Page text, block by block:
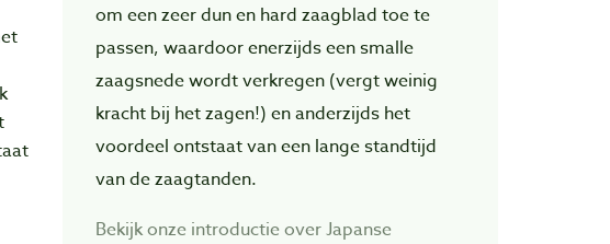
om een zeer dun en hard zaagblad toe te
passen, waardoor enerzijds een smalle
zaagsnede wordt verkregen (vergt weinig
kracht bij het zagen!) en anderzijds het
voordeel ontstaat van een lange standtijd
van de zaagtanden.
Bekijk onze introductie over Japanse